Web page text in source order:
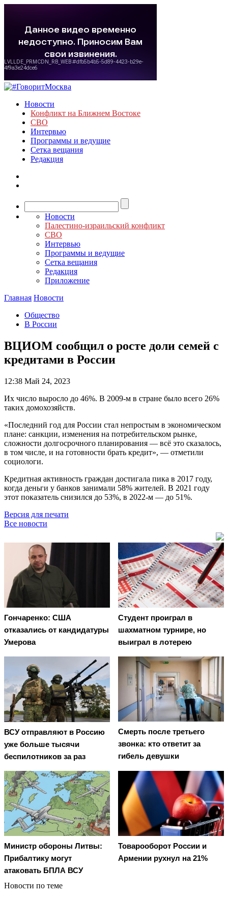
Новости
Конфликт на Ближнем Востоке
СВО
Интервью
Программы и ведущие
Сетка вещания
Редакция
Новости
Палестино-израильский конфликт
СВО
Интервью
Программы и ведущие
Сетка вещания
Редакция
Приложение
Главная Новости
Общество
В России
ВЦИОМ сообщил о росте доли семей с
кредитами в России
12:38 Май 24, 2023
Их число выросло до 46%. В 2009-м в стране было всего 26%
таких домохозяйств.
«Последний год для России стал непростым в экономическом
плане: санкции, изменения на потребительском рынке,
сложности долгосрочного планирования — всё это сказалось,
в том числе, и на готовности брать кредит», — отметили
социологи.
Кредитная активность граждан достигала пика в 2017 году,
когда деньги у банков занимали 58% жителей. В 2021 году
этот показатель снизился до 53%, в 2022-м — до 51%.
Версия для печати
Все новости
Гончаренко: США
отказались от кандидатуры
Умерова
Студент проиграл в
шахматном турнире, но
выиграл в лотерею
ВСУ отправляют в Россию
уже больше тысячи
беспилотников за раз
Смерть после третьего
звонка: кто ответит за
гибель девушки
Министр обороны Литвы:
Прибалтику могут
атаковать БПЛА ВСУ
Товарооборот России и
Армении рухнул на 21%
Новости по теме